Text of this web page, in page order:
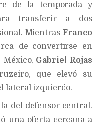
de la temporada y
transferir a dos
Mientras Franco
de convertirse en
México, Gabriel Rojas
que elevó su
lateral izquierdo.
del defensor central.
una oferta cercana a